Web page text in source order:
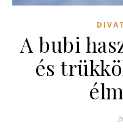
DIVAT
A bubi
és